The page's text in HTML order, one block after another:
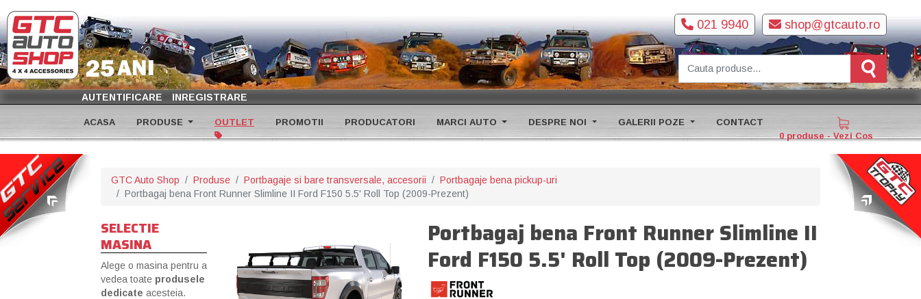
shop@gtcauto.ro
021 9940
AUTENTIFICARE INREGISTRARE
ACASA PRODUSE OUTLET PROMOTII PRODUCATORI MARCI AUTO DESPRE NOI GALERII POZE
CONTACT
0 produse - Vezi Cos
GTC Auto Shop Produse Portbagaje si bare transversale, accesorii
Portbagaje bena pickup-uri
Portbagaj bena Front Runner Slimline II Ford F150 5.5' Roll Top (2009-Prezent)
Portbagaj bena Front Runner Slimline II
Ford F150 5.5' Roll Top (2009-Prezent)
SELECTIE
MASINA
Alege o masina pentru a
vedea toate produsele
dedicate acesteia.